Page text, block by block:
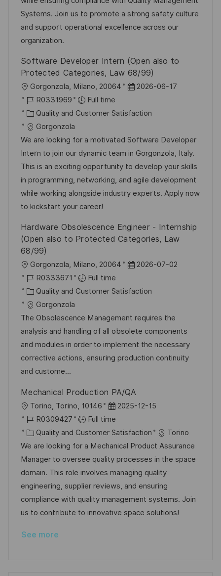
o
n
D
a
g
o
r
Systems. Join us to promote a strong safety culture
and support operational excellence across our
organization.
Software Developer Intern (Open also to
Protected Categories, Law 68/99)
L
o
c
a
t
i
o
n
Gorgonzola, Milano, 20064
P
s
e
d
D
a
t
2026-06-17
J
o
b
I
d
R0331969
Full time
C
a
t
e
g
o
r
y
Quality and Customer Satisfaction
Gorgonzola
We are looking for a motivated Software Developer
Intern to join our dynamic team in Gorgonzola, Italy.
This is an exciting opportunity to develop your skills
in programming, networking, and agile development
while working alongside industry experts. Apply now
to kickstart your career!
Hardware Obsolescence Engineer - Internship
(Open also to Protected Categories, Law
68/99)
L
o
c
a
t
i
o
n
Gorgonzola, Milano, 20064
P
s
e
d
D
a
2026-07-02
J
o
b
I
d
R0333671
Full time
C
a
t
e
g
o
r
Quality and Customer Satisfaction
Gorgonzola
The Obsolescence Management requires the
analysis and handling of all obsolete components
and modules in order to implement the necessary
corrective actions, ensuring production continuity
and custome...
Mechanical Production PA/QA
L
o
c
a
t
i
o
n
Torino, Torino, 10146
P
o
s
t
e
d
D
a
t
2025-12-15
J
o
b
I
d
R0309427
Full time
C
a
t
e
g
o
r
Quality and Customer Satisfaction
Torino
We are looking for a Mechanical Product Assurance
Manager to oversee quality processes in the space
domain. This role involves managing quality
engineering, supplier reviews, and ensuring
compliance with quality management systems. Join
us to contribute to innovative space solutions!
See more